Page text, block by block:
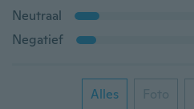
Neutraal
Negatief
Alles Foto